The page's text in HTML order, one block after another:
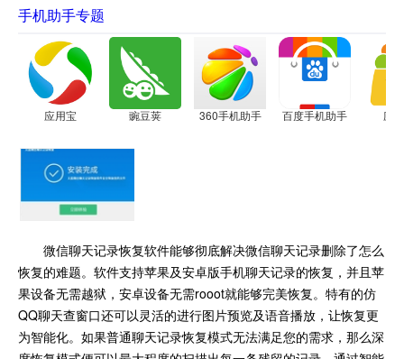
手机助手专题
应用宝 豌豆荚 360手机助手 百度手机助手 应
微信聊天记录恢复软件能够彻底解决微信聊天记录删除了怎么
恢复的难题。软件支持苹果及安卓版手机聊天记录的恢复，并且苹
果设备无需越狱，安卓设备无需rooot就能够完美恢复。特有的仿
QQ聊天查窗口还可以灵活的进行图片预览及语音播放，让恢复更
为智能化。如果普通聊天记录恢复模式无法满足您的需求，那么深